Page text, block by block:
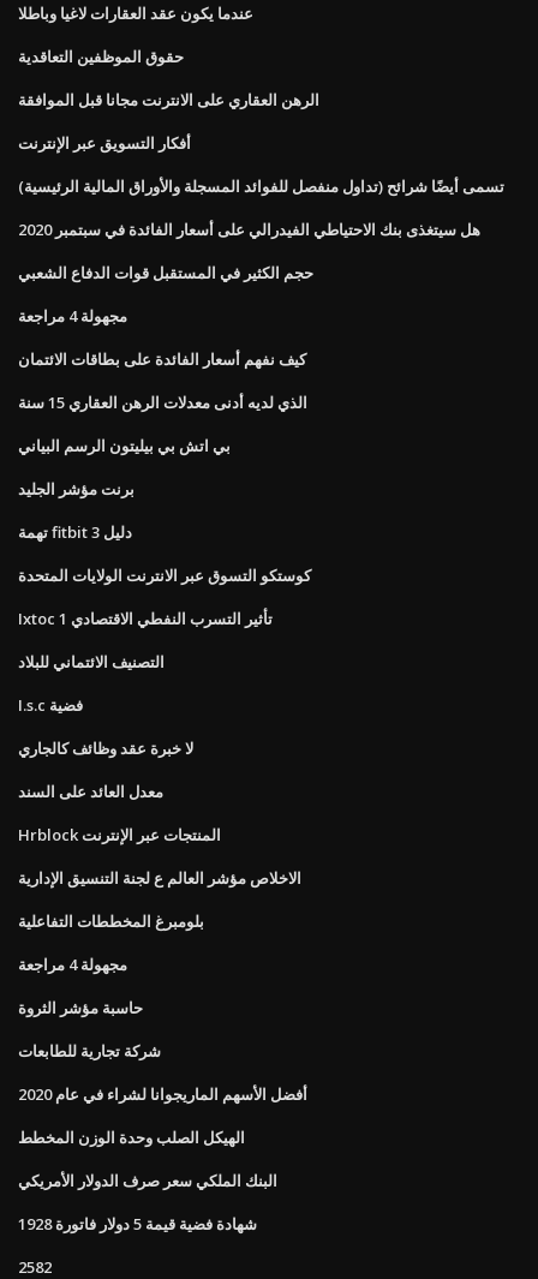
عندما يكون عقد العقارات لاغيا وباطلا
حقوق الموظفين التعاقدية
الرهن العقاري على الانترنت مجانا قبل الموافقة
أفكار التسويق عبر الإنترنت
تسمى أيضًا شرائح (تداول منفصل للفوائد المسجلة والأوراق المالية الرئيسية)
هل سيتغذى بنك الاحتياطي الفيدرالي على أسعار الفائدة في سبتمبر 2020
حجم الكثير في المستقبل قوات الدفاع الشعبي
مجهولة 4 مراجعة
كيف نفهم أسعار الفائدة على بطاقات الائتمان
الذي لديه أدنى معدلات الرهن العقاري 15 سنة
بي اتش بي بيليتون الرسم البياني
برنت مؤشر الجليد
تهمة fitbit 3 دليل
كوستكو التسوق عبر الانترنت الولايات المتحدة
Ixtoc 1 تأثير التسرب النفطي الاقتصادي
التصنيف الائتماني للبلاد
I.s.c فضية
لا خبرة عقد وظائف كالجاري
معدل العائد على السند
Hrblock المنتجات عبر الإنترنت
الاخلاص مؤشر العالم ع لجنة التنسيق الإدارية
بلومبرغ المخططات التفاعلية
مجهولة 4 مراجعة
حاسبة مؤشر الثروة
شركة تجارية للطابعات
أفضل الأسهم الماريجوانا لشراء في عام 2020
الهيكل الصلب وحدة الوزن المخطط
البنك الملكي سعر صرف الدولار الأمريكي
1928 شهادة فضية قيمة 5 دولار فاتورة
2582